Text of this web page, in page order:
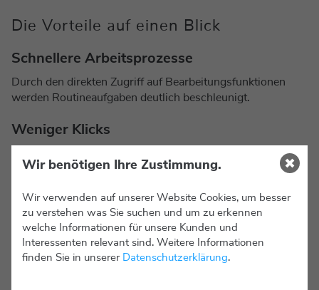
Die Vorteile auf einen Blick
Schnellere Arbeitsprozesse
Durch den direkten Zugriff auf Bearbeitungsfunktionen
werden Routineaufgaben deutlich beschleunigt.
Weniger Klicks
notwendigen Interaktionen und verbessert damit die
Kein Seiten-Refresh
Da kein Wechsel in einen separaten Edit-Modus
erforderlich ist, bleibt die aktuelle Ansicht erhalten.
Wir benötigen Ihre Zustimmung.
Wir verwenden auf unserer Website Cookies, um besser
zu verstehen was Sie suchen und um zu erkennen
welche Informationen für unsere Kunden und
Interessenten relevant sind. Weitere Informationen
finden Sie in unserer Datenschutzerklärung.